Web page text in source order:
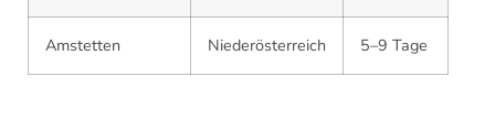
Amstetten Niederösterreich 5–9 Tage